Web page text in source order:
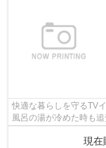
快適な暮らしを守るTV
風呂の湯が冷めた時も
現在